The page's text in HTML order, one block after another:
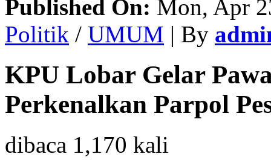
Published On:Mon, Apr
Politik/ UMUM | By
KPU Lobar Gelar
Perkenalkan Parpol